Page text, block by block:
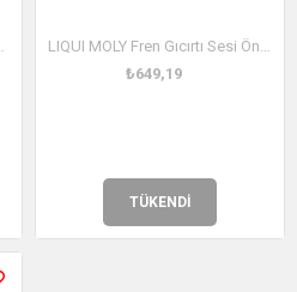
TÜKENDI
₺649,19